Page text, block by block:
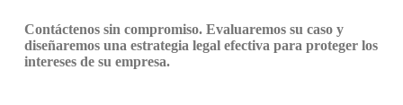
Contáctenos sin compromiso. Evaluaremos su caso y
diseñaremos una estrategia legal efectiva para proteger los
intereses de su empresa.